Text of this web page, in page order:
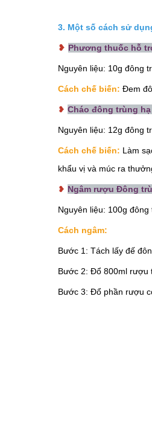
3. Một số cách sử
❥ Phương thuốc hỗ
Nguyên liệu: 10g đông
Cách chế biến: Đem
❥ Cháo đông trùng
Nguyên liệu: 12g đông
Cách chế biến: Làm
khẩu vị và múc ra
❥ Ngâm rượu Đông
Nguyên liệu: 100g
Cách ngâm:
Bước 1: Tách lấy đế
Bước 2: Đổ 800ml rượu
Bước 3: Đổ phần rượu